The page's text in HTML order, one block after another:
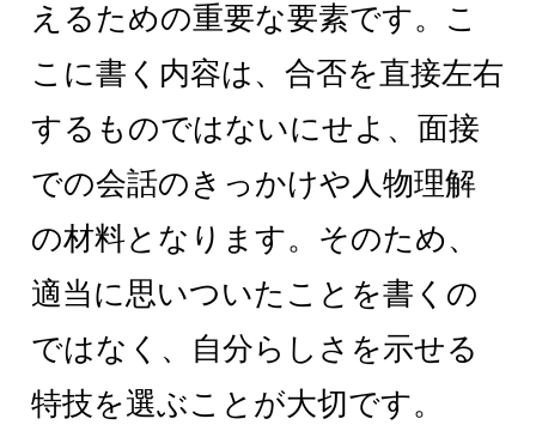
えるための重要な要素です。こ
こに書く内容は、合否を直接左右
するものではないにせよ、面接
での会話のきっかけや人物理解
の材料となります。そのため、
適当に思いついたことを書くの
ではなく、自分らしさを示せる
特技を選ぶことが大切です。